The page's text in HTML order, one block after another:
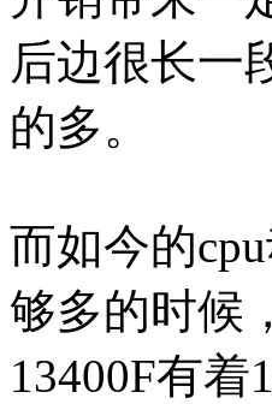
后边很长一
的多。
而如今的
够多的时候
13400F有